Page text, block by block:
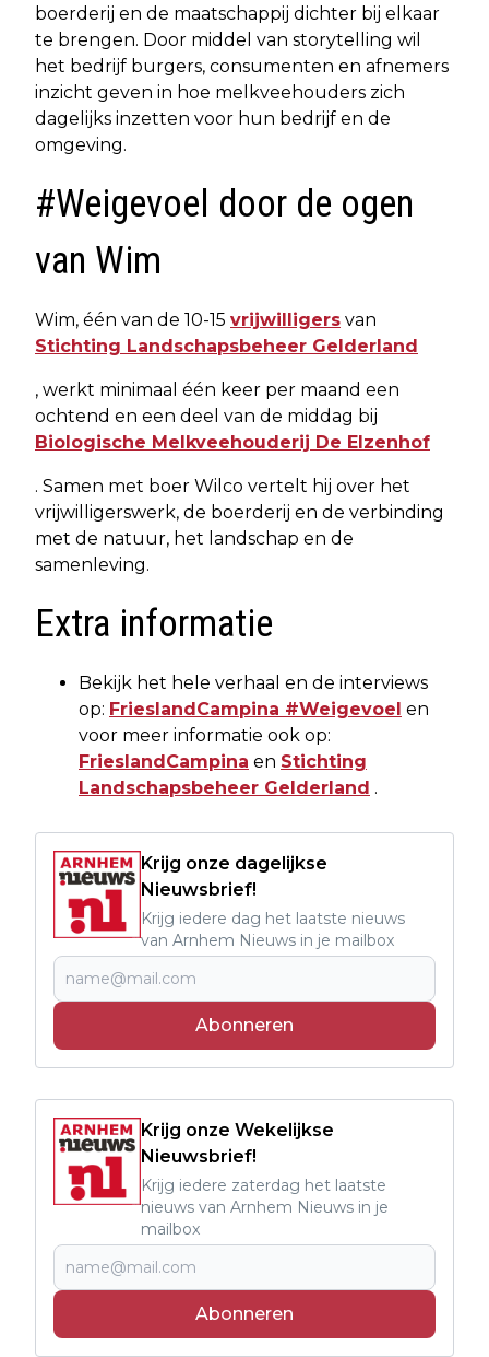
boerderij en de maatschappij dichter bij elkaar
te brengen. Door middel van storytelling wil
het bedrijf burgers, consumenten en afnemers
inzicht geven in hoe melkveehouders zich
dagelijks inzetten voor hun bedrijf en de
omgeving.
#Weigevoel door de ogen
van Wim
Wim, één van de 10-15 vrijwilligers van
Stichting Landschapsbeheer Gelderland
, werkt minimaal één keer per maand een
ochtend en een deel van de middag bij
Biologische Melkveehouderij De Elzenhof
. Samen met boer Wilco vertelt hij over het
vrijwilligerswerk, de boerderij en de verbinding
met de natuur, het landschap en de
samenleving.
Extra informatie
Bekijk het hele verhaal en de interviews
op: FrieslandCampina #Weigevoel en
voor meer informatie ook op:
FrieslandCampina en Stichting
Landschapsbeheer Gelderland .
Krijg onze dagelijkse
Nieuwsbrief!
Krijg iedere dag het laatste nieuws
van Arnhem Nieuws in je mailbox
Abonneren
Krijg onze Wekelijkse
Nieuwsbrief!
Krijg iedere zaterdag het laatste
nieuws van Arnhem Nieuws in je
mailbox
Abonneren